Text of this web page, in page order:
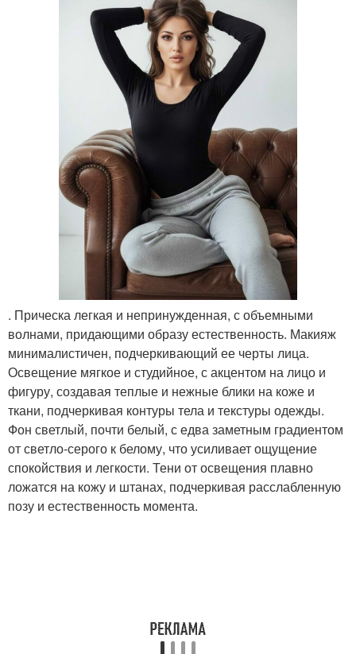
. Прическа легкая и непринужденная, с объемными
волнами, придающими образу естественность. Макияж
минималистичен, подчеркивающий ее черты лица.
Освещение мягкое и студийное, с акцентом на лицо и
фигуру, создавая теплые и нежные блики на коже и
ткани, подчеркивая контуры тела и текстуры одежды.
Фон светлый, почти белый, с едва заметным градиентом
от светло-серого к белому, что усиливает ощущение
спокойствия и легкости. Тени от освещения плавно
ложатся на кожу и штанах, подчеркивая расслабленную
позу и естественность момента.